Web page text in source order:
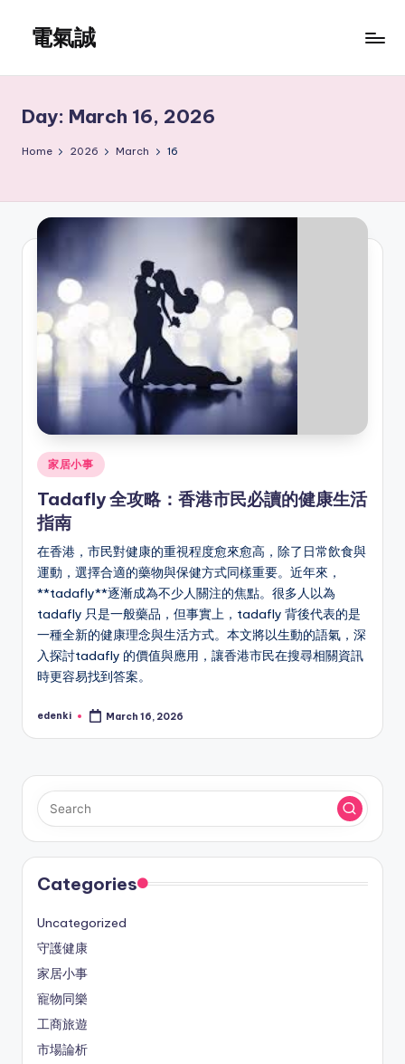
content
電氣誠
Day: March 16, 2026
Home 2026 March 16
Posted
in
家居小事
Tadafly 全攻略：香港市民必讀的健康生活
指南
在香港，市民對健康的重視程度愈來愈高，除了日常飲食與
運動，選擇合適的藥物與保健方式同樣重要。近年來，
**tadafly**逐漸成為不少人關注的焦點。很多人以為
tadafly 只是一般藥品，但事實上，tadafly 背後代表的是
一種全新的健康理念與生活方式。本文將以生動的語氣，深
入探討tadafly 的價值與應用，讓香港市民在搜尋相關資訊
時更容易找到答案。
Posted
edenki March 16, 2026
Categories
Uncategorized
守護健康
家居小事
寵物同樂
工商旅遊
市場論析